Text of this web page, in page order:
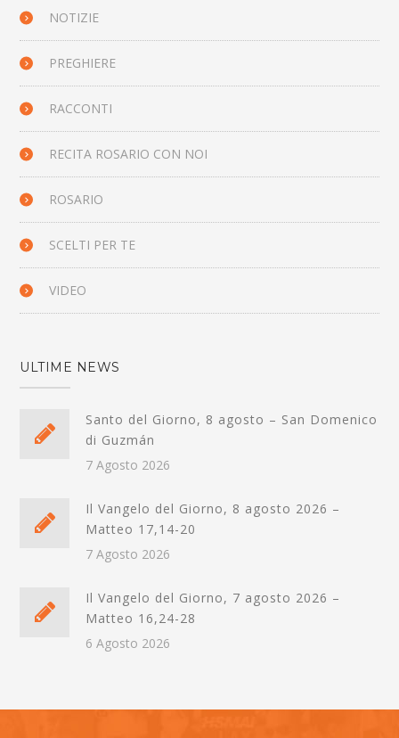
NOTIZIE
PREGHIERE
RACCONTI
RECITA ROSARIO CON NOI
ROSARIO
SCELTI PER TE
VIDEO
ULTIME NEWS
Santo del Giorno, 8 agosto – San Domenico
di Guzmán
7 Agosto 2026
Il Vangelo del Giorno, 8 agosto 2026 –
Matteo 17,14-20
7 Agosto 2026
Il Vangelo del Giorno, 7 agosto 2026 –
Matteo 16,24-28
6 Agosto 2026